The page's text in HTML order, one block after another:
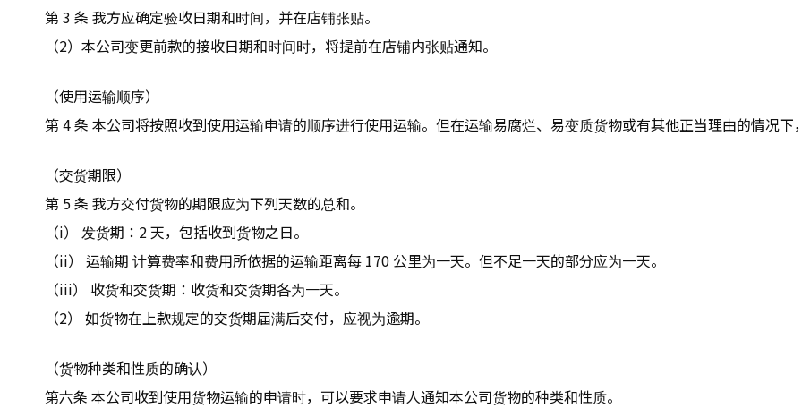
第 3 条 我方应确定验收日期和时间，并在店铺张贴。
（2）本公司变更前款的接收日期和时间时，将提前在店铺内张贴通知。
（使用运输顺序）
第 4 条 本公司将按照收到使用运输申请的顺序进行使用运输。但在运输易腐烂、易变质货物或有其他正当理由的情况下
（交货期限）
第 5 条 我方交付货物的期限应为下列天数的总和。
（i） 发货期：2 天，包括收到货物之日。
（ii） 运输期 计算费率和费用所依据的运输距离每 170 公里为一天。但不足一天的部分应为一天。
（iii） 收货和交货期：收货和交货期各为一天。
（2） 如货物在上款规定的交货期届满后交付，应视为逾期。
（货物种类和性质的确认）
第六条 本公司收到使用货物运输的申请时，可以要求申请人通知本公司货物的种类和性质。